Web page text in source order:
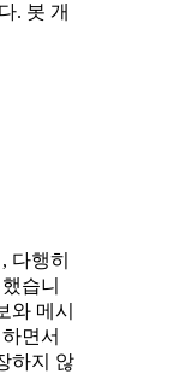
. 봇 개
다행히
습니
와 메시
면서
하지 않